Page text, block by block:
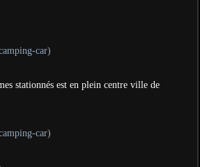
stationnés est en plein centre ville de